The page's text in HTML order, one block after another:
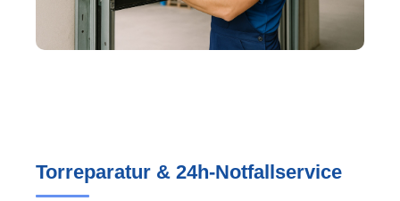
Torreparatur & 24h-Notfallservice